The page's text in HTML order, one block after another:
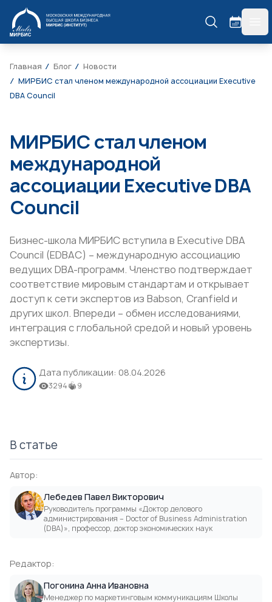
МИРБИС
Главная Блог
Новости
МИРБИС стал членом международной ассоциации Executive
DBA Council
МИРБИС стал членом
международной
ассоциации Executive DBA
Council
Бизнес-школа МИРБИС вступила в Executive DBA
Council (EDBAC) – международную ассоциацию
ведущих DBA-программ. Членство подтверждает
соответствие мировым стандартам и открывает
доступ к сети экспертов из Babson, Cranfield и
других школ. Впереди – обмен исследованиями,
интеграция с глобальной средой и новый уровень
экспертизы.
Дата публикации: 08.04.2026
3294 9
В статье
Автор:
Лебедев Павел Викторович
Руководитель программы «Доктор делового
администрирования – Doctor of Business Administration
(DВА)», профессор, доктор экономических наук
Редактор:
Погонина Анна Ивановна
Менеджер по маркетинговым коммуникациям Школы